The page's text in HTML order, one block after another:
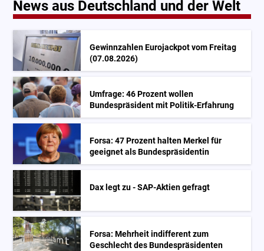
News aus Deutschland und der Welt
Gewinnzahlen Eurojackpot vom Freitag
(07.08.2026)
Umfrage: 46 Prozent wollen
Bundespräsident mit Politik-Erfahrung
Forsa: 47 Prozent halten Merkel für
geeignet als Bundespräsidentin
Dax legt zu - SAP-Aktien gefragt
Forsa: Mehrheit indifferent zum
Geschlecht des Bundespräsidenten